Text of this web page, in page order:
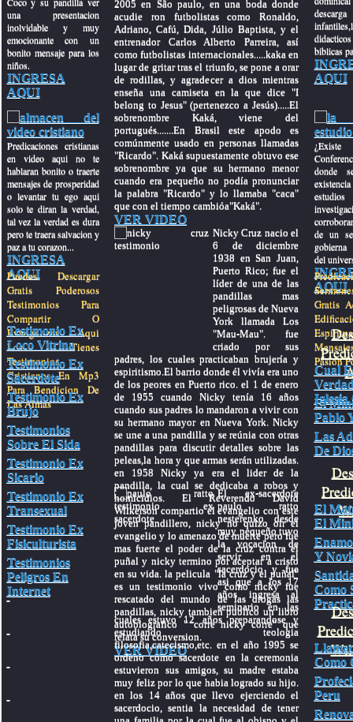
una presentacion
inolvidable y muy
emocionante con un
bonito mensaje para los
niños.
INGRESA
AQUI
Predicaciones cristianas
en video aqui no te
hablaran bonito o traerte
mensajes de prosperidad
o levantar tu ego aqui
solo te diran la verdad,
tal vez la verdad es dura
pero te traera salvacion y
paz a tu corazon...
INGRESA
AQUI
Puedes Descargar
Gratis Poderosos
Testimonios Para
Compartir O
Evangelizar Aqui
Los Tienes
Testimonios
Cristianos En Mp3
Para Bendicion De
Las Almas
Testimonio Ex
Loco Vitrina
Testimonio Ex
Sacerdote
Testimonio Ex
Brujo
Testimonios
Sobre El Sida
Testimonio Ex
Sicario
Testimonio Ex
Transexual
Testimonio Ex
Fisiculturista
Testimonios
Peligros En
Internet
2005 en São paulo, en una boda donde
acudie ron futbolistas como Ronaldo,
Adriano, Cafú, Dida, Júlio Baptista, y el
entrenador Carlos Alberto Parreira, así
como futbolistas internacionales.....kaka en
lugar de gritar tras el triunfo, se pone a orar
de rodillas, y agradecer a dios mientras
enseña una camiseta en la que dice "I
belong to Jesus" (pertenezco a Jesús).....El
sobrenombre Kaká, viene del
portugués.......En Brasil este apodo es
comúnmente usado en personas llamadas
"Ricardo". Kaká supuestamente obtuvo ese
sobrenombre ya que su hermano menor
cuando era pequeño no podía pronunciar
la palabra "Ricardo" y lo llamaba "caca"
que con el tiempo cambióa"Kaká".
VER VIDEO
Nicky Cruz nacio el
6 de diciembre
1938 en San Juan,
Puerto Rico; fue el
líder de una de las
pandillas mas
peligrosas de Nueva
York llamada Los
"Mau-Mau". fue
criado por sus
padres, los cuales practicaban brujería y
espiritismo.El barrio donde él vivía era uno
de los peores en Puerto rico. el 1 de enero
de 1955 cuando Nicky tenía 16 años
cuando sus padres lo mandaron a vivir con
su hermano mayor en Nueva York. Nicky
se une a una pandilla y se reúnia con otras
pandillas para discutir detalles sobre las
peleas,la hora y que armas serán utilizadas.
en 1958 Nicky ya era el lider de la
pandilla, la cual se dedicaba a robos y
homicidios. El Reverendo David
Wilkerson compartio el evangelio con este
joven pandillero, nicky no quizo oir el
evangelio y lo amenazo de muerte pero fue
mas fuerte el poder de la cruz contra el
puñal y nicky termino por aceptar a cristo
en su vida. la pelicula "la cruz y el puñal"
es un testimonio vivo como nicky fue
rescatado del mundo de las drogas las
pandillas, nicky tambien publico un libro
autobiografico " corre nicky corre" que
relata su conversion.
VER VIDEO
El ex-sacerdote
paulo ratto
nesterenko desde
muy pequeño tuvo
la vocacion de
servir en el
sacerdocio y fue
asi que a los 17
años ingresa al
seminario en las
cuales estuvo 12 años preparandose y
estudiando teologia
filosofia,catecismo,etc. en el año 1995 se
ordeno como sacerdote en la ceremonia
estuvieron sus amigos, su madre estaba
muy feliz por lo que habia logrado su hijo.
en los 14 años que llevo ejerciendo el
sacerdocio, sentia la necesidad de tener
biblicas
AQUI
donde
de un
del
AQUI
Gratis
Pasion
Cual
Iglesia
El
Pablo
Las
De
El
El
Y
Como
Como
Peru